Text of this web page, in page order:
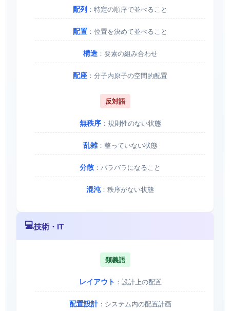
配列 ：特定の順序で並べること
配置 ：位置を決めて並べること
構造：要素の組み合わせ
配座 ：分子内原子の空間的配置
反対語
無秩序：規則性のない状態
乱雑：整っていない状態
分散 ：バラバラになること
混沌：秩序がない状態
💻技術・IT
類義語
レイアウト ：設計上の配置
配置設計：システム内の配置計画